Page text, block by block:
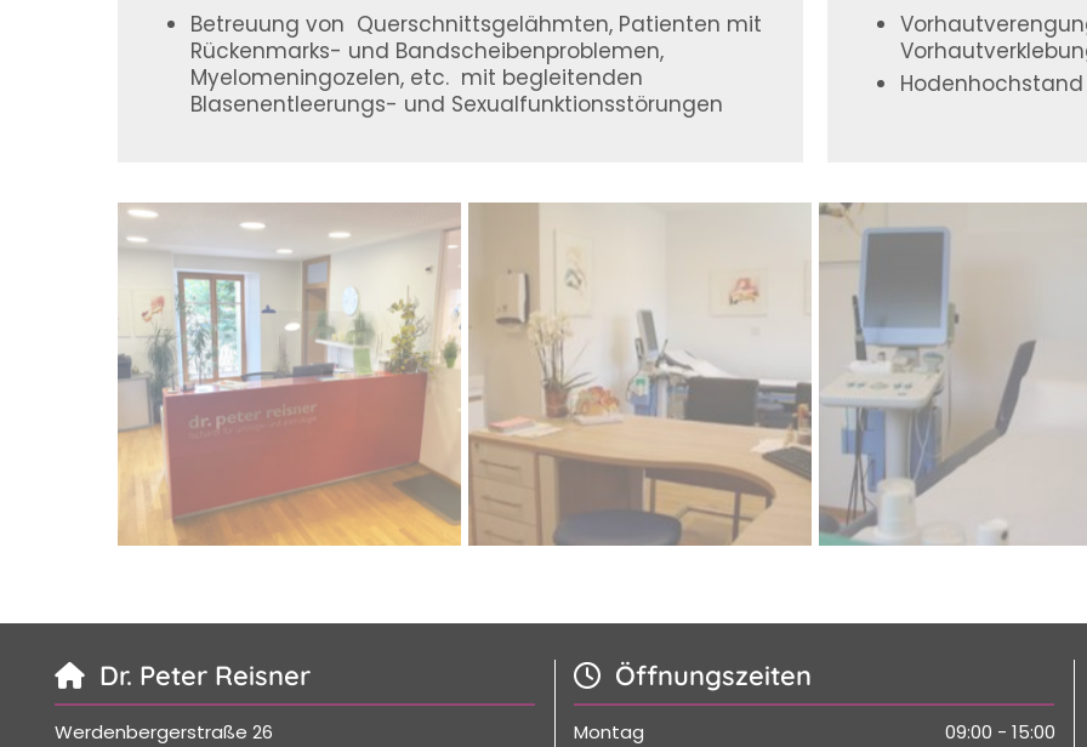
Betreuung von Querschnittsgelähmten, Patienten mit
Rückenmarks- und Bandscheibenproblemen,
Myelomeningozelen, etc. mit begleitenden
Blasenentleerungs- und Sexualfunktionsstörungen
Hodenhochstand
 Dr. Peter Reisner
Werdenbergerstraße 26
Öffnungszeiten
Montag 09:00 - 15:00